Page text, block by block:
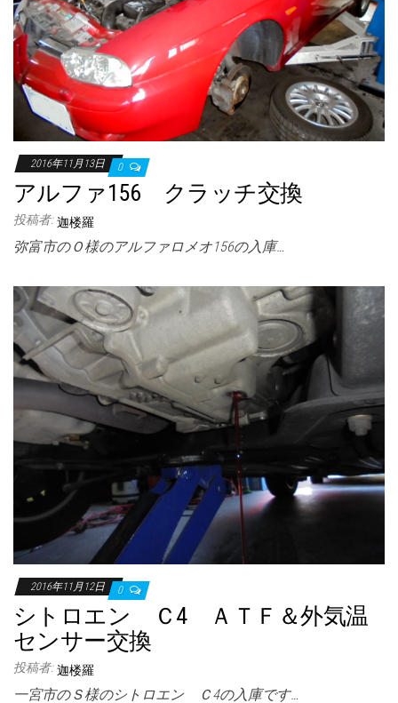
2016年11月13日 0
アルファ156 クラッチ交換
投稿者: 迦楼羅
弥富市のＯ様のアルファロメオ156の入庫…
2016年11月12日 0
シトロエン Ｃ4 ＡＴＦ＆外気温
センサー交換
投稿者: 迦楼羅
一宮市のＳ様のシトロエン Ｃ4の入庫です…